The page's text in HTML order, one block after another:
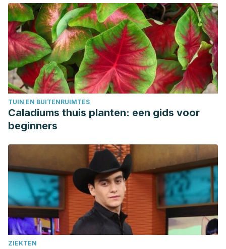
Neeru Bhatt. Et Al. Ginger: A functional herb. (2013).
researchgate.net/publication/
TUIN EN BUITENRUIMTES
Caladiums thuis planten: een gids voor
beginners
ZIEKTEN